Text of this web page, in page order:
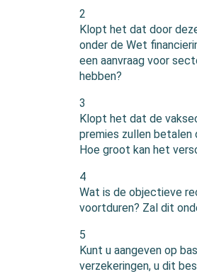
2
Klopt het dat door
onder de Wet
een aanvraag voor
hebben?
3
Klopt het dat de
premies zullen betalen
Hoe groot kan het
4
Wat is de objectieve
voortduren? Zal dit
5
Kunt u aangeven op
verzekeringen, u dit